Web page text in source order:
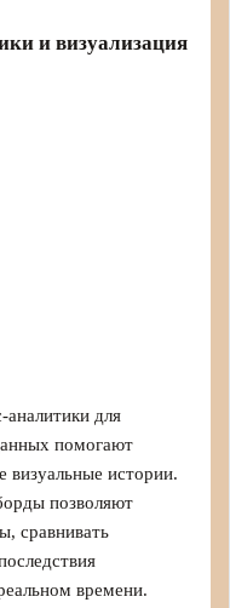
и визуализация
для
помогают
визуальные истории.
позволяют
сравнивать
времени.